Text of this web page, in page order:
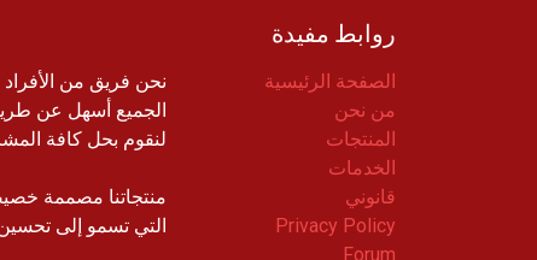
روابط مفيدة
الصفحة الرئيسية
من نحن
المنتجات
الخدمات
قانوني
Privacy Policy
Forum
نحن فريق من
الجميع أسهل عن
لنقوم بحل كافة
منتجاتنا مصممة
التي تسمو إلى تحسين